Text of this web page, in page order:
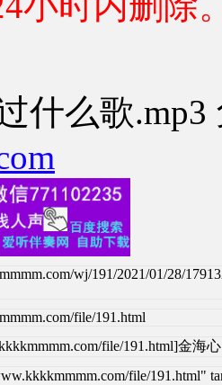
什么歌.mp3
wj/191/2021/01/28/
file/191.html
file/191.html]金海
file/191.html"